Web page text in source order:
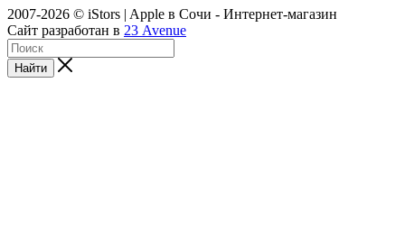
2007-2026 © iStors | Apple в Сочи - Интернет-магазин
Сайт разработан в 23 Avenue
Найти